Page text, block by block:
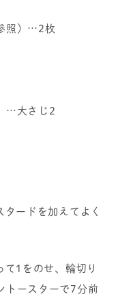
照）…2枚
…大さじ2
ードを加えてよく
1をのせ、輪切り
トースターで7分前